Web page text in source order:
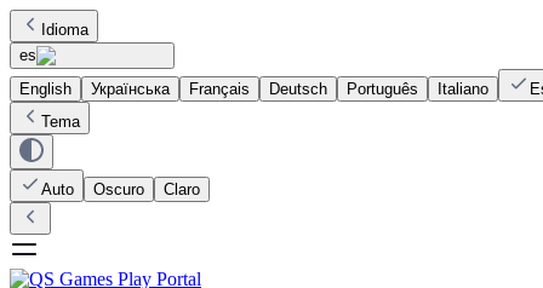
Idioma
es
English
Українська Français Deutsch Português Italiano
Tema
Auto Oscuro Claro